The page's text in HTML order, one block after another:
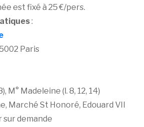
est fixé à 25 €/pers.
:
Paris
M° Madeleine (l. 8, 12, 14)
Marché St Honoré, Edouard VII
sur demande